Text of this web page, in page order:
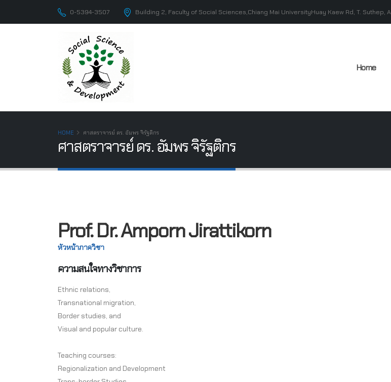
0-5394-3507 Building 2, Faculty of Social Sciences,Chiang Mai UniversityHuay Kaew Rd, T. Suthep,
Home
HOME ศาสตราจารย์ ดร. อัมพร จิรัฐติกร
ศาสตราจารย์ ดร. อัมพร จิรัฐติกร
Prof. Dr. Amporn Jirattikorn
หัวหน้าภาควิชา
ความสนใจทางวิชาการ
Ethnic relations,
Transnational migration,
Border studies, and
Visual and popular culture.
Teaching courses:
Regionalization and Development